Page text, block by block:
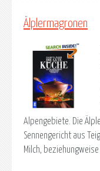
Älplermagronen
Alpengebiete. Die
Sennengericht aus
Milch,